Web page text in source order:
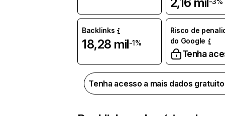
Backlinks
18,28 mil-1%
Risco de
do Google
Tenha
Tenha acesso a mais dados